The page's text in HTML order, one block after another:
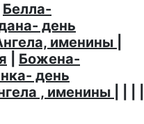
Белла-
день
именины
Божена-
день
, именины